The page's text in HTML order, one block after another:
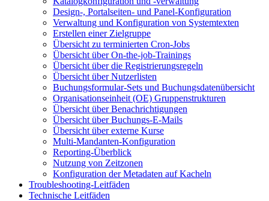
Design-, Portalseiten- und Panel-Konfiguration
Verwaltung und Konfiguration von Systemtexten
Erstellen einer Zielgruppe
Übersicht zu terminierten Cron-Jobs
Übersicht über On-the-job-Trainings
Übersicht über die Registrierungsregeln
Übersicht über Nutzerlisten
Buchungsformular-Sets und Buchungsdatenübersicht
Organisationseinheit (OE) Gruppenstrukturen
Übersicht über Benachrichtigungen
Übersicht über Buchungs-E-Mails
Übersicht über externe Kurse
Multi-Mandanten-Konfiguration
Reporting-Überblick
Nutzung von Zeitzonen
Konfiguration der Metadaten auf Kacheln
Troubleshooting-Leitfäden
Technische Leitfäden